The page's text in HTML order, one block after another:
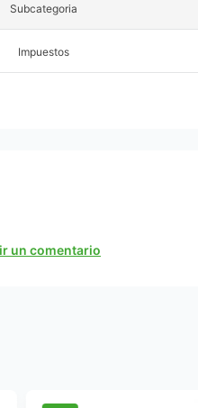
Subcategoria
Impuestos
un comentario